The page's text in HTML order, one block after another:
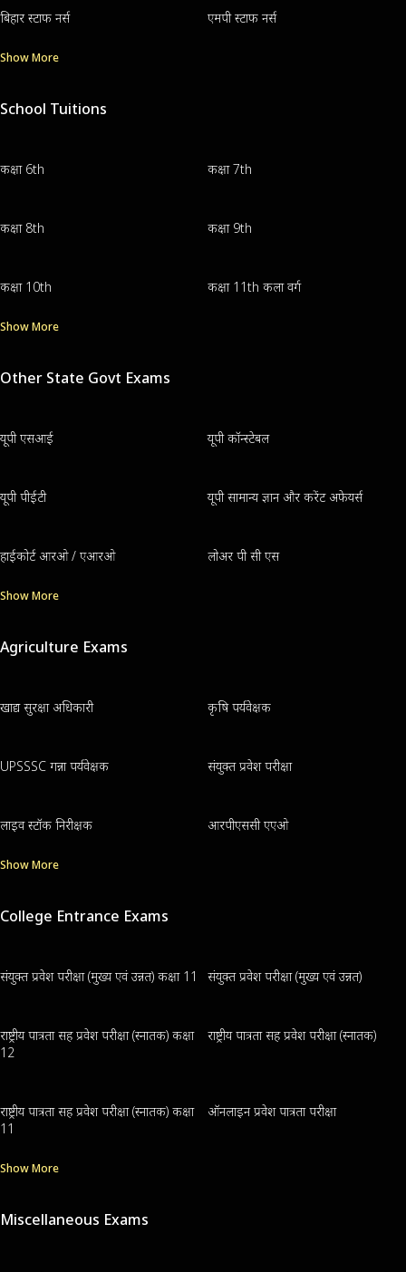
बिहार स्टाफ नर्स एमपी स्टाफ नर्स
Show More
School Tuitions
कक्षा 6th कक्षा 7th
कक्षा 8th कक्षा 9th
कक्षा 10th कक्षा 11th कला वर्ग
Show More
Other State Govt Exams
यूपी एसआई यूपी कॉन्स्टेबल
यूपी पीईटी यूपी सामान्य ज्ञान और करेंट अफेयर्स
हाईकोर्ट आरओ / एआरओ लोअर पी सी एस
Show More
Agriculture Exams
खाद्य सुरक्षा अधिकारी कृषि पर्यवेक्षक
UPSSSC गन्ना पर्यवेक्षक संयुक्त प्रवेश परीक्षा
लाइव स्टॉक निरीक्षक आरपीएससी एएओ
Show More
College Entrance Exams
संयुक्त प्रवेश परीक्षा (मुख्य एवं उन्नत) कक्षा 11 संयुक्त प्रवेश परीक्षा (मुख्य एवं उन्नत)
राष्ट्रीय पात्रता सह प्रवेश परीक्षा (स्नातक) कक्षा
12
राष्ट्रीय पात्रता सह प्रवेश परीक्षा (स्नातक)
राष्ट्रीय पात्रता सह प्रवेश परीक्षा (स्नातक) कक्षा
11
ऑनलाइन प्रवेश पात्रता परीक्षा
Show More
Miscellaneous Exams